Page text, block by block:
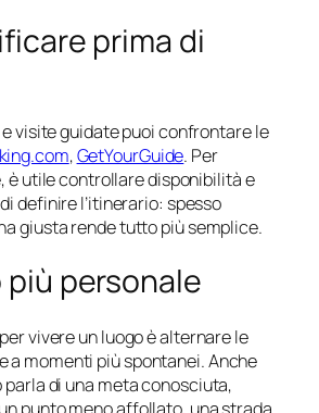
prima di
visite guidate puoi confrontare le
,GetYourGuide. Per
è utile controllare disponibilità e
definire l’itinerario: spesso
giusta rende tutto più semplice.
personale
vivere un luogo è alternare le
a momenti più spontanei. Anche
parla di una meta conosciuta,